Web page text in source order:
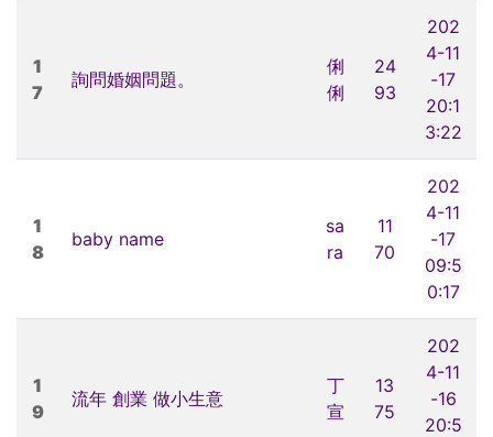
1
7
詢問婚姻問題。
俐
俐
24
93
202
4-11
-17
20:1
3:22
1
8
baby name
sa
ra
11
70
202
4-11
-17
09:5
0:17
1
9
流年 創業 做小生意
丁
宣
13
75
202
4-11
-16
20:5